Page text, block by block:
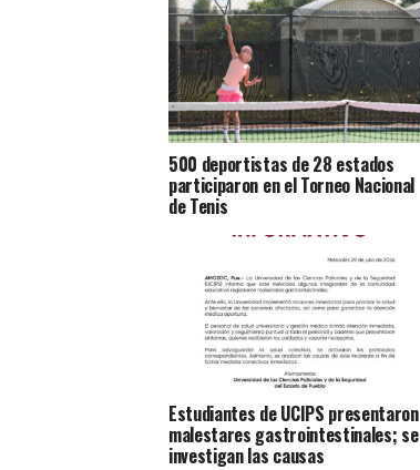
500 deportistas de 28 estados
participaron en el Torneo Nacional
de Tenis
Estudiantes de UCIPS presentaron
malestares gastrointestinales; se
investigan las causas